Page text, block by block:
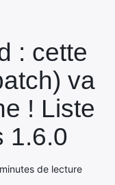
: cette
va
! Liste
1.6.0
de lecture